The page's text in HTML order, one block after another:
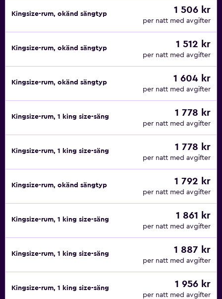
Kingsize-rum, okänd sängtyp 1 506 kr
per natt med avgifter
Kingsize-rum, okänd sängtyp 1 512 kr
per natt med avgifter
Kingsize-rum, okänd sängtyp 1 604 kr
per natt med avgifter
Kingsize-rum, 1 king size-säng 1 778 kr
per natt med avgifter
Kingsize-rum, 1 king size-säng 1 778 kr
per natt med avgifter
Kingsize-rum, okänd sängtyp 1 792 kr
per natt med avgifter
Kingsize-rum, 1 king size-säng 1 861 kr
per natt med avgifter
Kingsize-rum, 1 king size-säng 1 887 kr
per natt med avgifter
Kingsize-rum, 1 king size-säng 1 956 kr
per natt med avgifter